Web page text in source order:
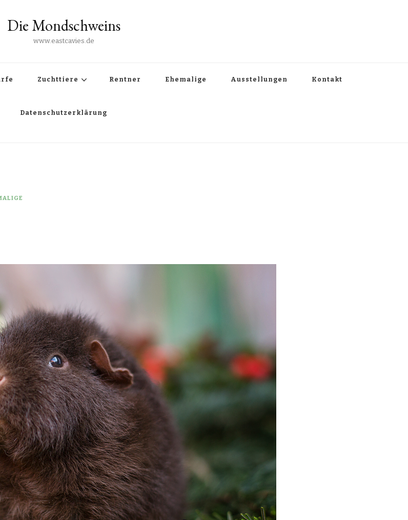
Die Mondschweins
www.eastcavies.de
Zuchttiere Rentner Ehemalige Ausstellungen Kontakt
Datenschutzerklärung